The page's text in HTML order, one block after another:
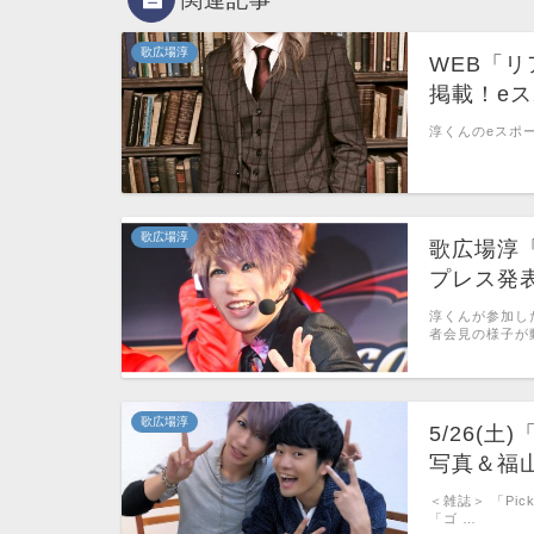
歌広場淳
WEB「リ
掲載！e
淳くんのeスポ
歌広場淳
歌広場淳
プレス発
淳くんが参加
者会見の様子
歌広場淳
5/26(土)
写真＆福
＜雑誌＞ 「
「ゴ …